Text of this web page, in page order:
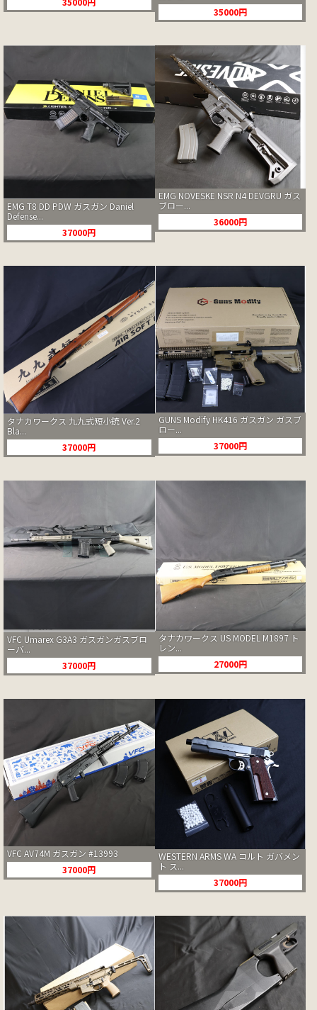
35000円
EMG T8 DD PDW ガスガン Daniel
Defense...
37000円
EMG NOVESKE NSR N4 DEVGRU ガス
ブロー...
36000円
タナカワークス 九九式短小銃 Ver.2
Bla...
37000円
GUNS Modify HK416 ガスガン ガスブ
ロー...
37000円
VFC Umarex G3A3 ガスガンガスブロ
ーバ...
37000円
タナカワークス US MODEL M1897 ト
レン...
27000円
VFC AV74M ガスガン #13993
37000円
WESTERN ARMS WA コルト ガバメン
ト ス...
37000円